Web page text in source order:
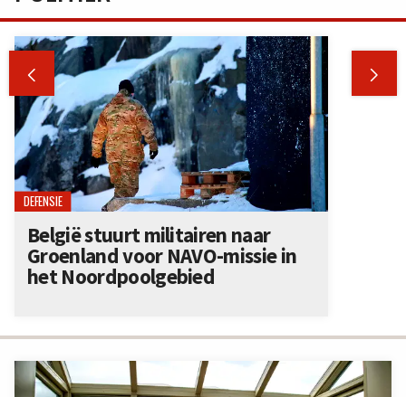
 
DEFENSIE
België stuurt militairen naar
Groenland voor NAVO-missie in
het Noordpoolgebied